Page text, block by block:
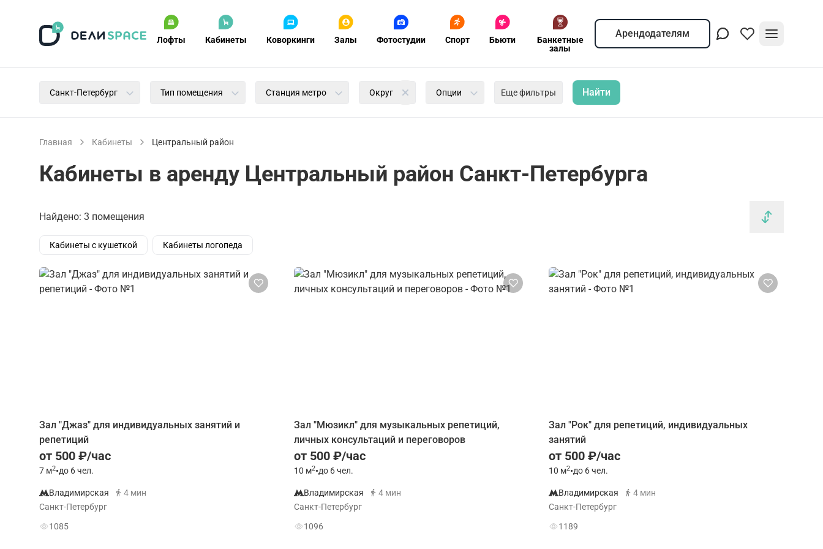
Лофты Кабинеты Коворкинги Залы Фотостудии Спорт Бьюти
Банкетные
залы
Арендодателям
Санкт-Петербург Тип помещения Станция метро Округ Опции Еще фильтры Найти
Главная Кабинеты Центральный район
Кабинеты в аренду Центральный район Санкт-Петербурга
Найдено: 3 помещения
Кабинеты с кушеткой Кабинеты логопеда
Зал "Джаз" для индивидуальных занятий и
репетиций
от 500 ₽/час
7 м2•до 6 чел.
Владимирская
4 мин
Санкт-Петербург
1085
Зал "Мюзикл" для музыкальных репетиций,
личных консультаций и переговоров
от 500 ₽/час
10 м2•до 6 чел.
Владимирская
4 мин
Санкт-Петербург
1096
Зал "Рок" для репетиций, индивидуальных
занятий
от 500 ₽/час
10 м2•до 6 чел.
Владимирская
4 мин
Санкт-Петербург
1189